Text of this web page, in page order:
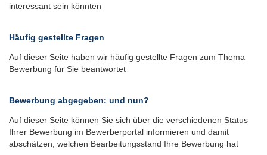
interessant sein könnten
Häufig gestellte Fragen
Auf dieser Seite haben wir häufig gestellte Fragen zum Thema
Bewerbung für Sie beantwortet
Bewerbung abgegeben: und nun?
Auf dieser Seite können Sie sich über die verschiedenen Status
Ihrer Bewerbung im Bewerberportal informieren und damit
abschätzen, welchen Bearbeitungsstand Ihre Bewerbung hat